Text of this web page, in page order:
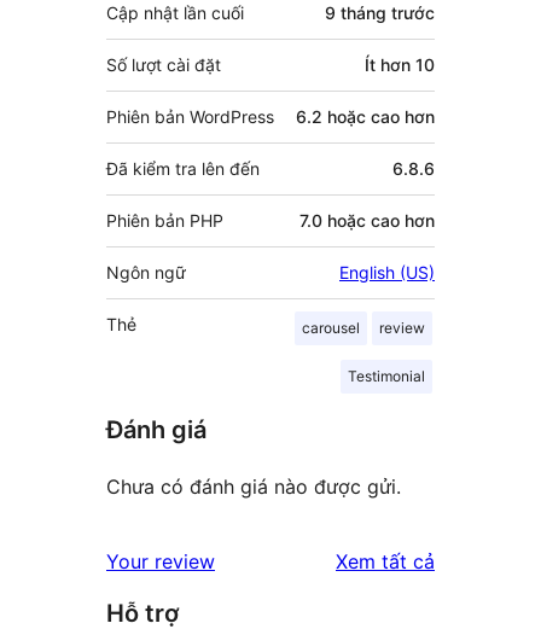
Cập nhật lần cuối 9 tháng trước
Số lượt cài đặt Ít hơn 10
Phiên bản WordPress 6.2 hoặc cao hơn
Đã kiểm tra lên đến 6.8.6
Phiên bản PHP 7.0 hoặc cao hơn
Ngôn ngữ English (US)
Thẻ carousel review
Testimonial
Đánh giá
Chưa có đánh giá nào được gửi.
Your review Xem tất cả
Hỗ trợ